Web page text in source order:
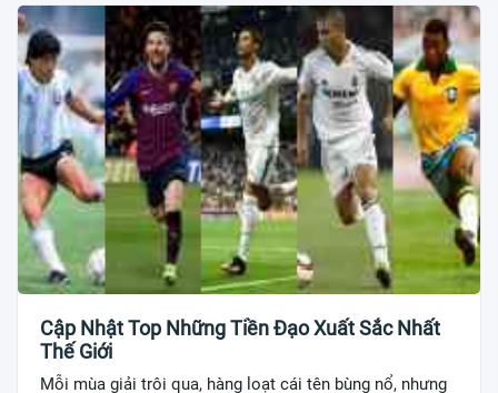
Cập Nhật Top Những Tiền Đạo Xuất Sắc Nhất
Thế Giới
Mỗi mùa giải trôi qua, hàng loạt cái tên bùng nổ, nhưng